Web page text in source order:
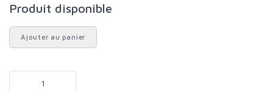
Produit disponible
Ajouter au panier